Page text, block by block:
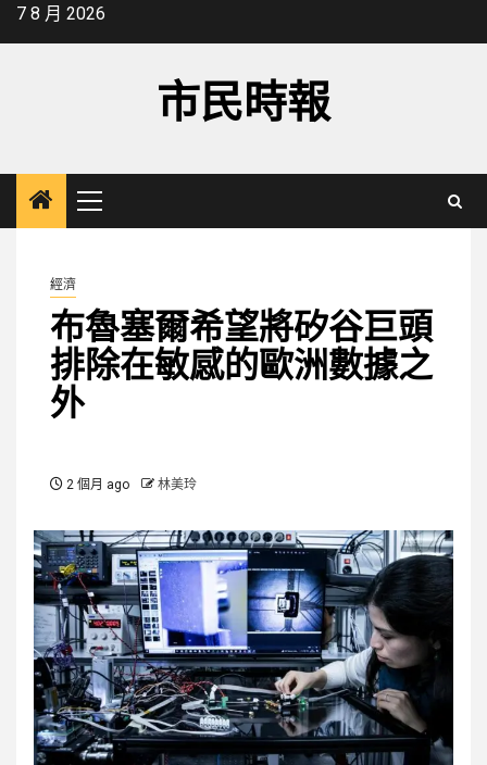
Skip7 8 月 2026
市民時報
Primary
Menu
經濟
布魯塞爾希望將矽谷巨頭
排除在敏感的歐洲數據之
外
2 個月 ago 林美玲